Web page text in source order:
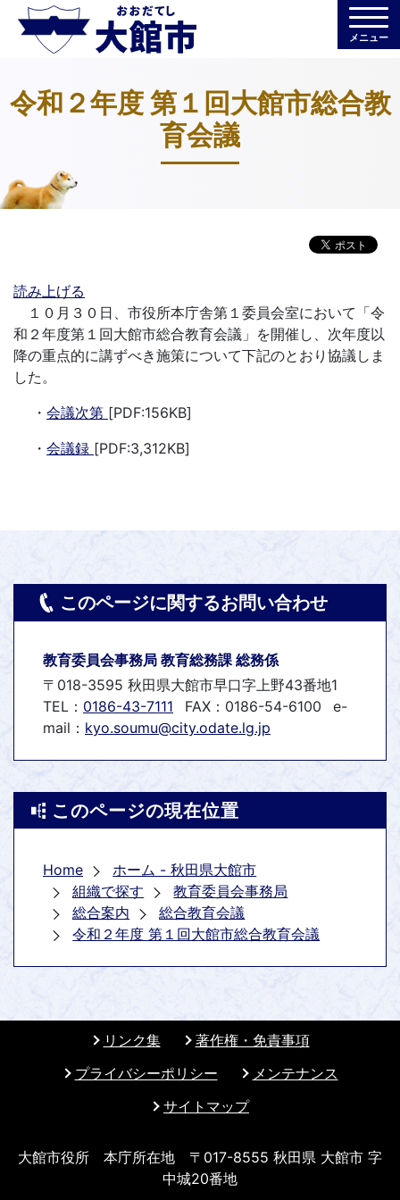
メニュー
令和２年度 第１回大館市総合教
育会議
読み上げる
１０月３０日、市役所本庁舎第１委員会室において「令
和２年度第１回大館市総合教育会議」を開催し、次年度以
降の重点的に講ずべき施策について下記のとおり協議しま
した。
・ 会議次第 [PDF:156KB]
・ 会議録 [PDF:3,312KB]
このページに関するお問い合わせ
教育委員会事務局 教育総務課 総務係
〒018-3595 秋田県大館市早口字上野43番地1
TEL： 0186-43-7111 FAX：0186-54-6100
e-
mail： kyo.soumu@city.odate.lg.jp
このページの現在位置
Home
ホーム - 秋田県大館市
組織で探す
教育委員会事務局
総合案内
総合教育会議
令和２年度 第１回大館市総合教育会議
リンク集
著作権・免責事項
プライバシーポリシー
メンテナンス
サイトマップ
大館市役所 本庁所在地 〒017-8555 秋田県 大館市 字
中城20番地